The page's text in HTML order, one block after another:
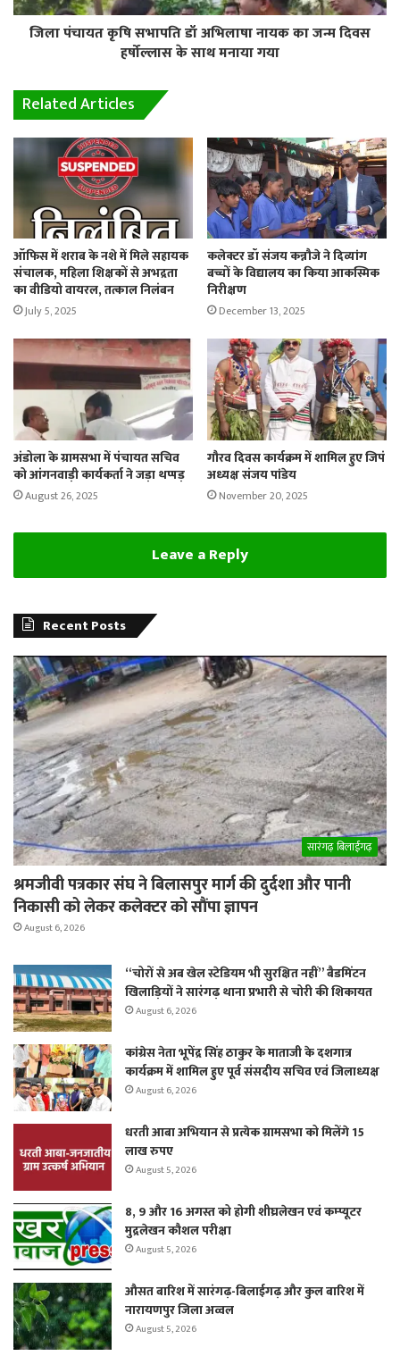
जिला पंचायत कृषि सभापति डॉ अभिलाषा नायक का जन्म दिवस
हर्षोल्लास के साथ मनाया गया
Related Articles
ऑफिस में शराब के नशे में मिले सहायक
संचालक, महिला शिक्षकों से अभद्रता
का वीडियो वायरल, तत्काल निलंबन
July 5, 2025
कलेक्टर डॉ संजय कन्नौजे ने दिव्यांग
बच्चों के विद्यालय का किया आकस्मिक
निरीक्षण
December 13, 2025
अंडोला के ग्रामसभा में पंचायत सचिव
को आंगनवाड़ी कार्यकर्ता ने जड़ा थप्पड़
August 26, 2025
गौरव दिवस कार्यक्रम में शामिल हुए जिपं
अध्यक्ष संजय पांडेय
November 20, 2025
Leave a Reply
Recent Posts
सारंगढ़ बिलाईगढ़
श्रमजीवी पत्रकार संघ ने बिलासपुर मार्ग की दुर्दशा और पानी
निकासी को लेकर कलेक्टर को सौंपा ज्ञापन
August 6, 2026
“चोरों से अब खेल स्टेडियम भी सुरक्षित नहीं” बैडमिंटन
खिलाड़ियों ने सारंगढ़ थाना प्रभारी से चोरी की शिकायत
August 6, 2026
कांग्रेस नेता भूपेंद्र सिंह ठाकुर के माताजी के दशगात्र
कार्यक्रम में शामिल हुए पूर्व संसदीय सचिव एवं जिलाध्यक्ष
August 6, 2026
धरती आबा अभियान से प्रत्येक ग्रामसभा को मिलेंगे 15
लाख रुपए
August 5, 2026
8, 9 और 16 अगस्त को होगी शीघ्रलेखन एवं कम्प्यूटर
मुद्रलेखन कौशल परीक्षा
August 5, 2026
औसत बारिश में सारंगढ़-बिलाईगढ़ और कुल बारिश में
नारायणपुर जिला अव्वल
August 5, 2026